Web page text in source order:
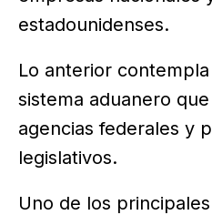
estadounidenses.
Lo anterior
sistema aduanero
agencias federales y
legislativos.
Uno de los